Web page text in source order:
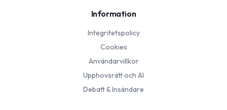
Information
Integritetspolicy
Cookies
Användarvillkor
Upphovsrätt och AI
Debatt & Insändare